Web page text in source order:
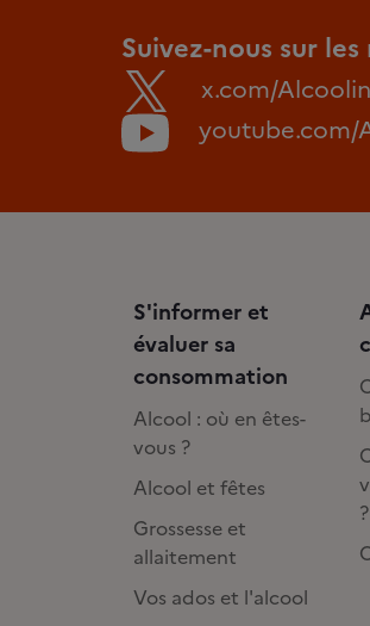
Suivez-nous sur
x.com/
youtube.com/
S'informer et
évaluer sa
consommation
Alcool : où en êtes-
vous ?
Alcool et fêtes
Grossesse et
allaitement
Vos ados et l'alcool
?